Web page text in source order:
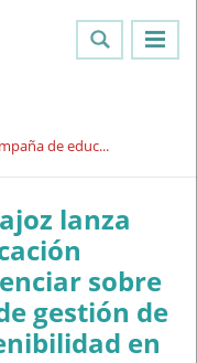
de educ...
lanza
sobre
gestión de
en